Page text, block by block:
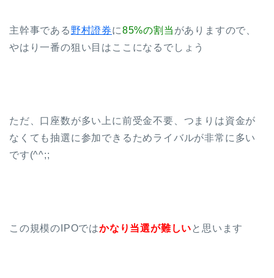
主幹事である 野村證券に85%の割当 がありますので、
やはり一番の狙い目はここになるでしょう
ただ、口座数が多い上に前受金不要、つまりは資金が
なくても抽選に参加できるためライバルが非常に多い
です(^^;;
この規模のIPOではかなり当選が難しい と思います